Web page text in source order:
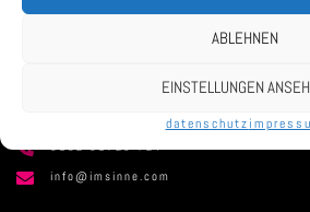
ABLEHNEN
EINSTELLUNGEN
datenschutz
jonathan pidwell,tobias greissing
0152 01723 724
info@imsinne.com